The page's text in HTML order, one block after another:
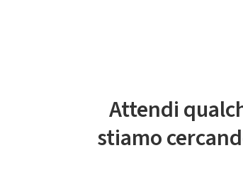
Attendi
stiamo